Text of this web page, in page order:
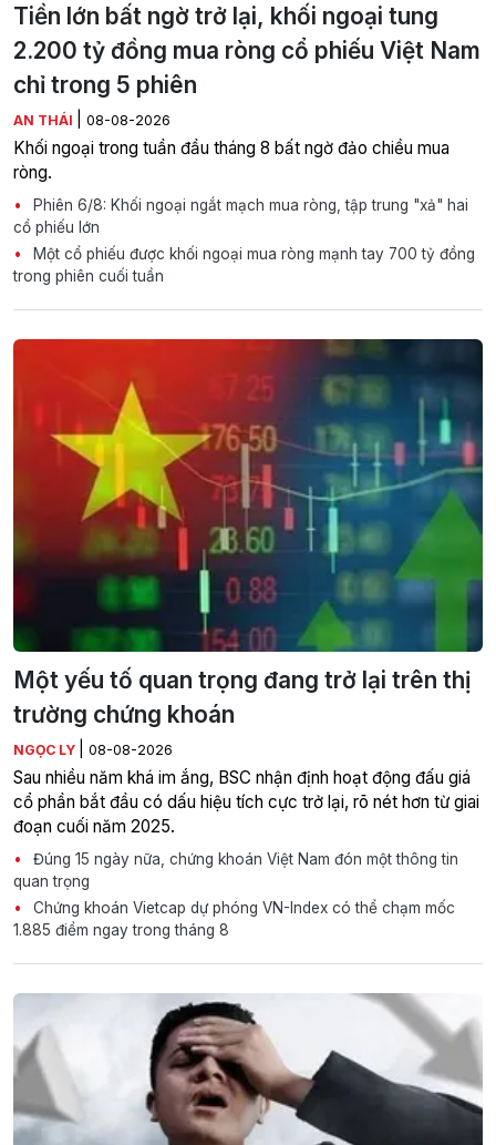
Tiền lớn bất ngờ trở lại, khối ngoại tung
2.200 tỷ đồng mua ròng cổ phiếu Việt Nam
chỉ trong 5 phiên
AN THÁI 08-08-2026
Khối ngoại trong tuần đầu tháng 8 bất ngờ đảo chiều mua
ròng.
Phiên 6/8: Khối ngoại ngắt mạch mua ròng, tập trung "xả" hai
cổ phiếu lớn
Một cổ phiếu được khối ngoại mua ròng mạnh tay 700 tỷ đồng
trong phiên cuối tuần
Một yếu tố quan trọng đang trở lại trên thị
trường chứng khoán
NGỌC LY 08-08-2026
Sau nhiều năm khá im ắng, BSC nhận định hoạt động đấu giá
cổ phần bắt đầu có dấu hiệu tích cực trở lại, rõ nét hơn từ giai
đoạn cuối năm 2025.
Đúng 15 ngày nữa, chứng khoán Việt Nam đón một thông tin
quan trọng
Chứng khoán Vietcap dự phóng VN-Index có thể chạm mốc
1.885 điểm ngay trong tháng 8